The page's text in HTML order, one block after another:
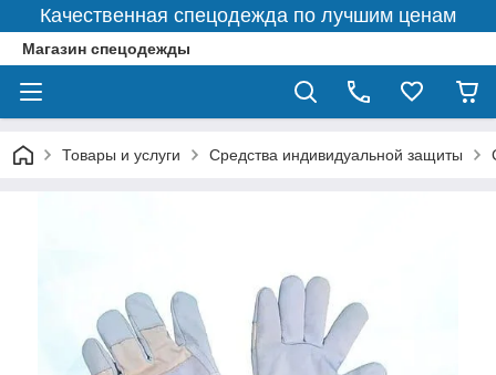
Качественная спецодежда по лучшим ценам
Магазин спецодежды
Товары и услуги Средства индивидуальной защиты